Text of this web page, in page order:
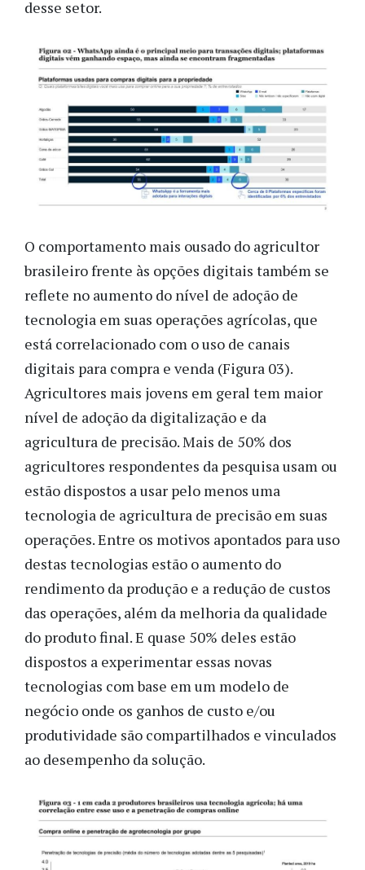
desse setor.
O comportamento mais ousado do agricultor
brasileiro frente às opções digitais também se
reflete no aumento do nível de adoção de
tecnologia em suas operações agrícolas, que
está correlacionado com o uso de canais
digitais para compra e venda (Figura 03).
Agricultores mais jovens em geral tem maior
nível de adoção da digitalização e da
agricultura de precisão. Mais de 50% dos
agricultores respondentes da pesquisa usam ou
estão dispostos a usar pelo menos uma
tecnologia de agricultura de precisão em suas
operações. Entre os motivos apontados para uso
destas tecnologias estão o aumento do
rendimento da produção e a redução de custos
das operações, além da melhoria da qualidade
do produto final. E quase 50% deles estão
dispostos a experimentar essas novas
tecnologias com base em um modelo de
negócio onde os ganhos de custo e/ou
produtividade são compartilhados e vinculados
ao desempenho da solução.